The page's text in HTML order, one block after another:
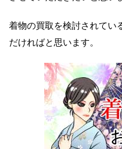
着物の買取を検討されてい
だければと思います。